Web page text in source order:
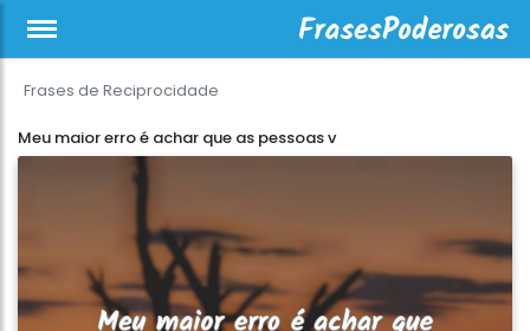
Frases de Reciprocidade
Meu maior erro é achar que as pessoas v